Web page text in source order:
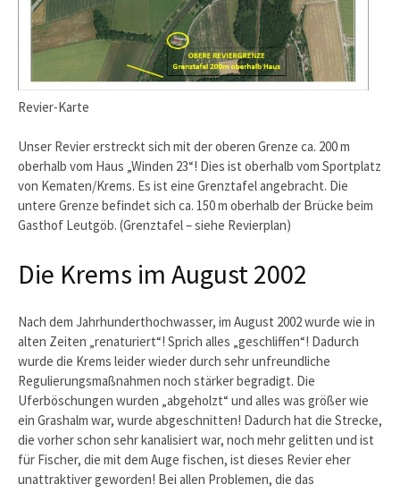
Revier-Karte
Unser Revier erstreckt sich mit der oberen Grenze ca. 200 m
oberhalb vom Haus „Winden 23“! Dies ist oberhalb vom Sportplatz
von Kematen/Krems. Es ist eine Grenztafel angebracht. Die
untere Grenze befindet sich ca. 150 m oberhalb der Brücke beim
Gasthof Leutgöb. (Grenztafel – siehe Revierplan)
Die Krems im August 2002
Nach dem Jahrhunderthochwasser, im August 2002 wurde wie in
alten Zeiten „renaturiert“! Sprich alles „geschliffen“! Dadurch
wurde die Krems leider wieder durch sehr unfreundliche
Regulierungsmaßnahmen noch stärker begradigt. Die
Uferböschungen wurden „abgeholzt“ und alles was größer wie
ein Grashalm war, wurde abgeschnitten! Dadurch hat die Strecke,
die vorher schon sehr kanalisiert war, noch mehr gelitten und ist
für Fischer, die mit dem Auge fischen, ist dieses Revier eher
unattraktiver geworden! Bei allen Problemen, die das